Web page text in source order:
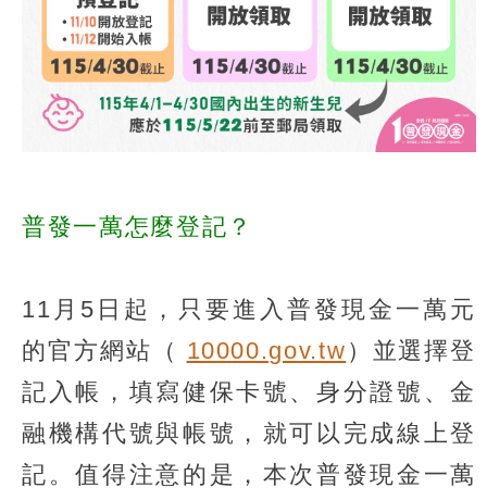
普發一萬怎麼登記？
11月5日起，只要進入普發現金一萬元
的官方網站（ 10000.gov.tw ）並選擇登
記入帳，填寫健保卡號、身分證號、金
融機構代號與帳號，就可以完成線上登
記。值得注意的是，本次普發現金一萬